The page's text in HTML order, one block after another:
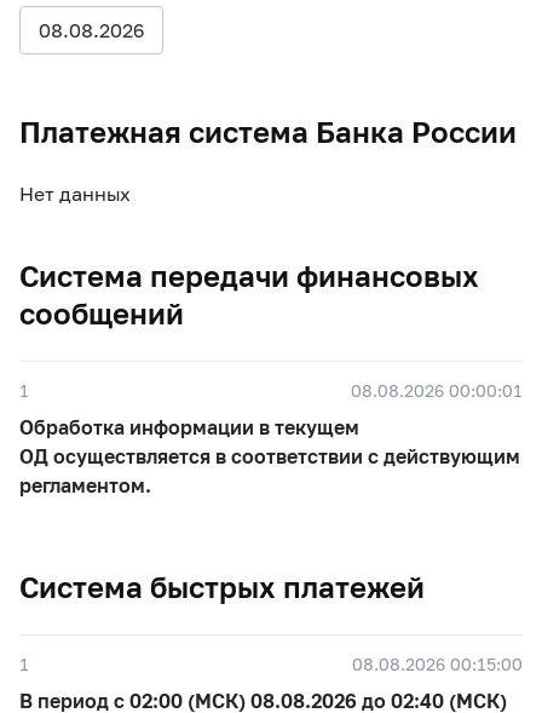
08.08.2026
Платежная система Банка России
Нет данных
Система передачи финансовых
сообщений
1 08.08.2026 00:00:01
Обработка информации в текущем
ОД осуществляется в соответствии с действующим
регламентом.
Система быстрых платежей
1 08.08.2026 00:15:00
В период с 02:00 (МСК) 08.08.2026 до 02:40 (МСК)